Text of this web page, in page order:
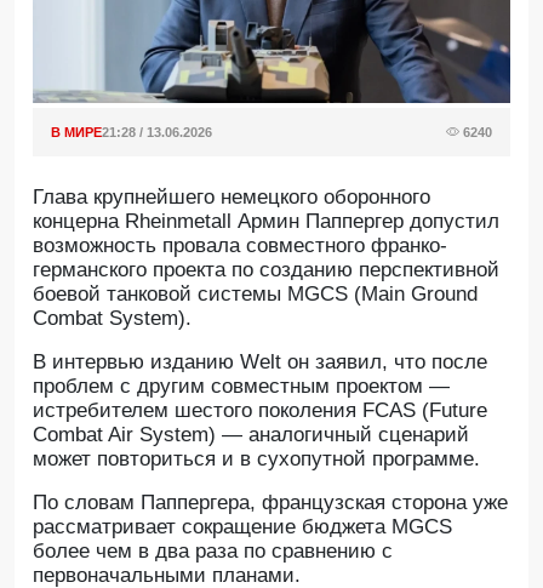
В МИРЕ21:28 / 13.06.2026 6240
Глава крупнейшего немецкого оборонного
концерна Rheinmetall Армин Паппергер допустил
возможность провала совместного франко-
германского проекта по созданию перспективной
боевой танковой системы MGCS (Main Ground
Combat System).
В интервью изданию Welt он заявил, что после
проблем с другим совместным проектом —
истребителем шестого поколения FCAS (Future
Combat Air System) — аналогичный сценарий
может повториться и в сухопутной программе.
По словам Паппергера, французская сторона уже
рассматривает сокращение бюджета MGCS
более чем в два раза по сравнению с
первоначальными планами.